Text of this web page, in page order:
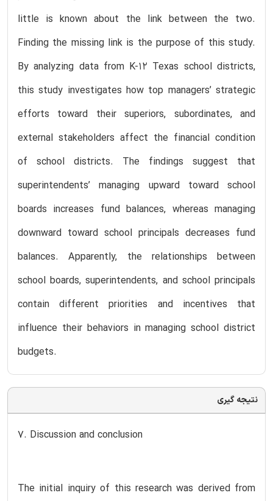
little is known about the link between the two.
Finding the missing link is the purpose of this study.
By analyzing data from K-12 Texas school districts,
this study investigates how top managers’ strategic
efforts toward their superiors, subordinates, and
external stakeholders affect the financial condition
of school districts. The findings suggest that
superintendents’ managing upward toward school
boards increases fund balances, whereas managing
downward toward school principals decreases fund
balances. Apparently, the relationships between
school boards, superintendents, and school principals
contain different priorities and incentives that
influence their behaviors in managing school district
budgets.
نتیجه گیری
7. Discussion and conclusion
The initial inquiry of this research was derived from